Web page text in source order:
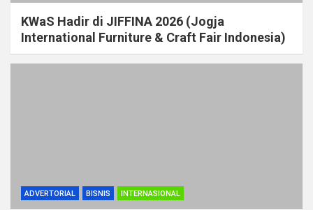
KWaS Hadir di JIFFINA 2026 (Jogja
International Furniture & Craft Fair Indonesia)
ADVERTORIAL BISNIS INTERNASIONAL